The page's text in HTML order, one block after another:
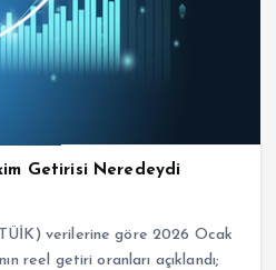
Getirisi Neredeydi
verilerine göre 2026 Ocak
reel getiri oranları açıklandı;